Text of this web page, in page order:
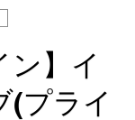
ン】イ
(プライ